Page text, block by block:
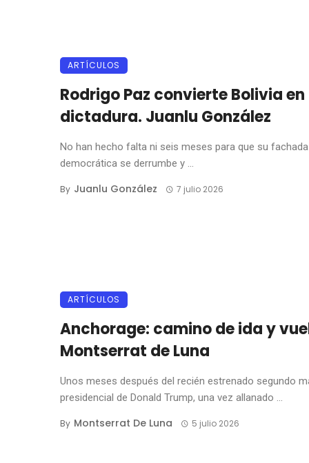
ARTÍCULOS
Rodrigo Paz convierte Bolivia
dictadura. Juanlu González
No han hecho falta ni seis meses para que su fachada
democrática se derrumbe y ...
By Juanlu González 7 julio 2026
ARTÍCULOS
Anchorage: camino de ida y
Montserrat de Luna
Unos meses después del recién estrenado segundo
presidencial de Donald Trump, una vez allanado ...
By Montserrat De Luna 5 julio 2026